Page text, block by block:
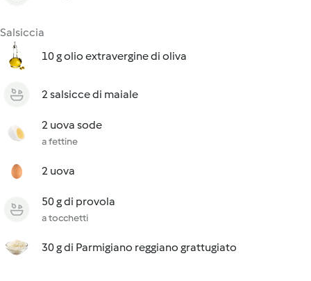
Salsiccia
10 g olio extravergine di oliva
2 salsicce di maiale
2 uova sode
a fettine
2 uova
50 g di provola
a tocchetti
30 g di Parmigiano reggiano grattugiato